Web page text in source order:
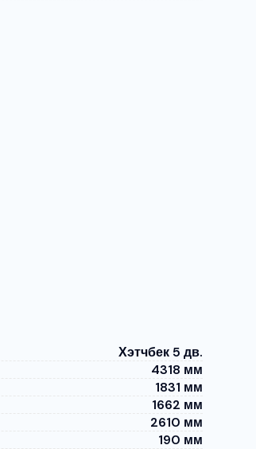
Хэтчбек 5 дв.
4318 мм
1831 мм
1662 мм
2610 мм
190 мм